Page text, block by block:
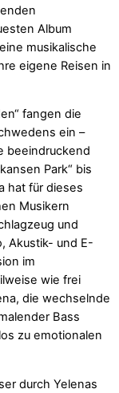
Album
musikalische
eigene Reisen in
fangen die
ein –
beeindruckend
Park“ bis
hat für dieses
Musikern
und
Akustik- und E-
im
wie frei
die wechselnde
Bass
zu emotionalen
durch Yelenas